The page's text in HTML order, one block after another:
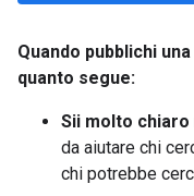
Quando pubblichi
quanto segue:
Sii molto chiaro
da aiutare chi
chi potrebbe